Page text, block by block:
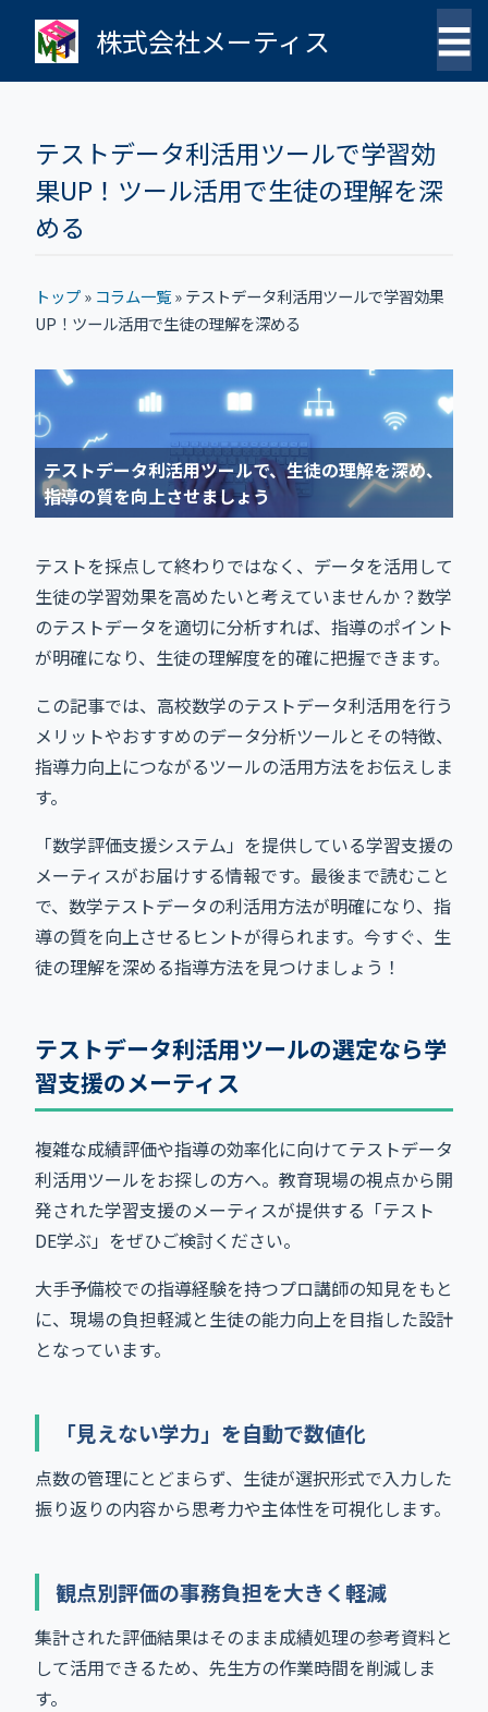
株式会社メーティス ☰
テストデータ利活用ツールで学習効
果UP！ツール活用で生徒の理解を深
める
トップ» コラム一覧»テストデータ利活用ツールで学習効果
UP！ツール活用で生徒の理解を深める
テストデータ利活用ツールで、生徒の理解を深め、
指導の質を向上させましょう
テストを採点して終わりではなく、データを活用して
生徒の学習効果を高めたいと考えていませんか？数学
のテストデータを適切に分析すれば、指導のポイント
が明確になり、生徒の理解度を的確に把握できます。
この記事では、高校数学のテストデータ利活用を行う
メリットやおすすめのデータ分析ツールとその特徴、
指導力向上につながるツールの活用方法をお伝えしま
す。
「数学評価支援システム」を提供している学習支援の
メーティスがお届けする情報です。最後まで読むこと
で、数学テストデータの利活用方法が明確になり、指
導の質を向上させるヒントが得られます。今すぐ、生
徒の理解を深める指導方法を見つけましょう！
テストデータ利活用ツールの選定なら学
習支援のメーティス
複雑な成績評価や指導の効率化に向けてテストデータ
利活用ツールをお探しの方へ。教育現場の視点から開
発された学習支援のメーティスが提供する「テスト
DE学ぶ」をぜひご検討ください。
大手予備校での指導経験を持つプロ講師の知見をもと
に、現場の負担軽減と生徒の能力向上を目指した設計
となっています。
「見えない学力」を自動で数値化
点数の管理にとどまらず、生徒が選択形式で入力した
振り返りの内容から思考力や主体性を可視化します。
観点別評価の事務負担を大きく軽減
集計された評価結果はそのまま成績処理の参考資料と
して活用できるため、先生方の作業時間を削減しま
す。